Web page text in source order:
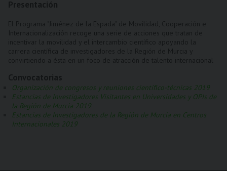
Organización de congresos y reuniones científico-técnicas 2019
Estancias de Investigadores Visitantes en Universidades y OPIs de
la Región de Murcia 2019
Estancias de Investigadores de la Región de Murcia en Centros
Internacionales 2019